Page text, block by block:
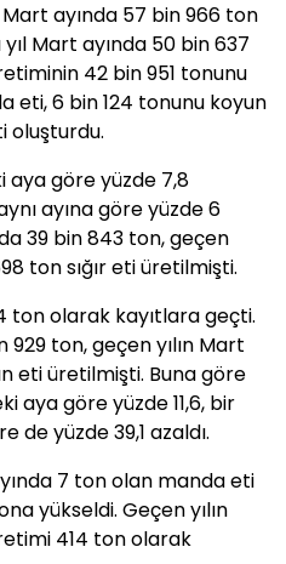
ayında 57 bin 966 ton
Mart ayında 50 bin 637
42 bin 951 tonunu
eti, 6 bin 124 tonunu koyun
oluşturdu.
aya göre yüzde 7,8
ayına göre yüzde 6
39 bin 843 ton, geçen
ton sığır eti üretilmişti.
ton olarak kayıtlara geçti.
929 ton, geçen yılın Mart
eti üretilmişti. Buna göre
aya göre yüzde 11,6, bir
de yüzde 39,1 azaldı.
7 ton olan manda eti
yükseldi. Geçen yılın
414 ton olarak